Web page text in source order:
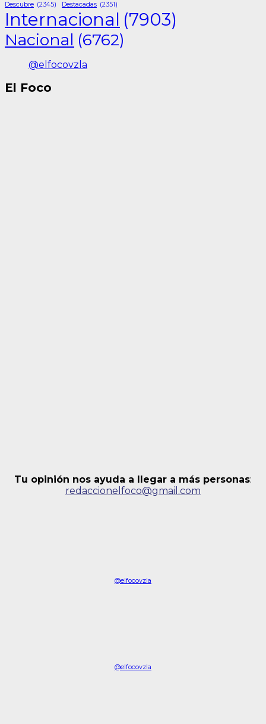
Descubre (2345) Destacadas (2351)
Internacional (7903)
Nacional (6762)
@elfocovzla
El Foco
Tu opinión nos ayuda a llegar a más personas:
redaccionelfoco@gmail.com
@elfocovzla
@elfocovzla